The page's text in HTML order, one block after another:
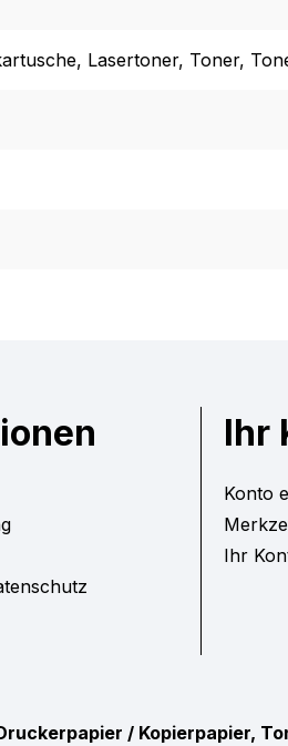
, Lasertoner, Toner,
Ihr
Konto
Ihr
/ Kopierpapier,